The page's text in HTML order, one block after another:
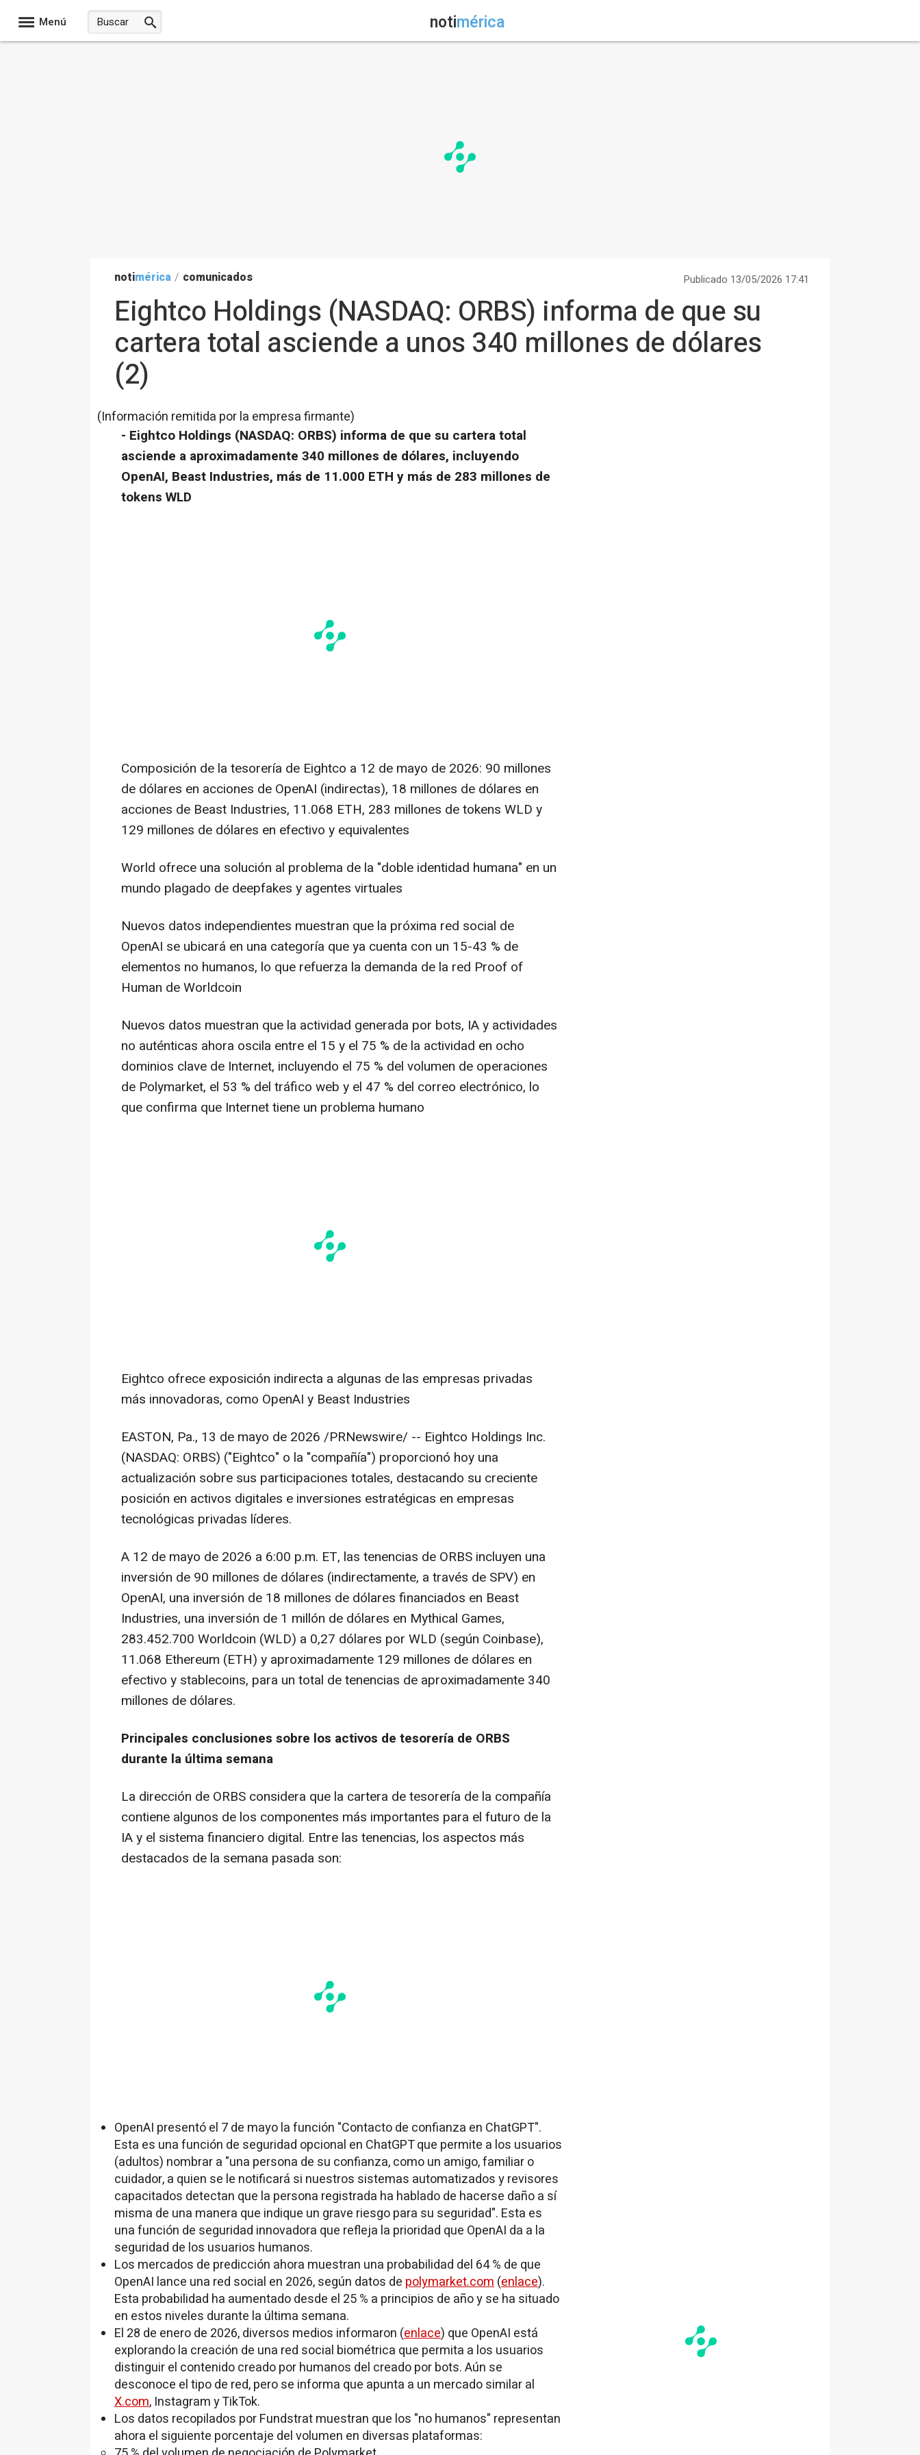
Menú notimérica
notimérica / comunicados Publicado 13/05/2026 17:41
Eightco Holdings (NASDAQ: ORBS) informa de que su
cartera total asciende a unos 340 millones de dólares
(2)
(Información remitida por la empresa firmante)
- Eightco Holdings (NASDAQ: ORBS) informa de que su cartera total
asciende a aproximadamente 340 millones de dólares, incluyendo
OpenAI, Beast Industries, más de 11.000 ETH y más de 283 millones de
tokens WLD
Composición de la tesorería de Eightco a 12 de mayo de 2026: 90 millones
de dólares en acciones de OpenAI (indirectas), 18 millones de dólares en
acciones de Beast Industries, 11.068 ETH, 283 millones de tokens WLD y
129 millones de dólares en efectivo y equivalentes
World ofrece una solución al problema de la "doble identidad humana" en un
mundo plagado de deepfakes y agentes virtuales
Nuevos datos independientes muestran que la próxima red social de
OpenAI se ubicará en una categoría que ya cuenta con un 15-43 % de
elementos no humanos, lo que refuerza la demanda de la red Proof of
Human de Worldcoin
Nuevos datos muestran que la actividad generada por bots, IA y actividades
no auténticas ahora oscila entre el 15 y el 75 % de la actividad en ocho
dominios clave de Internet, incluyendo el 75 % del volumen de operaciones
de Polymarket, el 53 % del tráfico web y el 47 % del correo electrónico, lo
que confirma que Internet tiene un problema humano
Eightco ofrece exposición indirecta a algunas de las empresas privadas
más innovadoras, como OpenAI y Beast Industries
EASTON, Pa., 13 de mayo de 2026 /PRNewswire/ -- Eightco Holdings Inc.
(NASDAQ: ORBS) ("Eightco" o la "compañía") proporcionó hoy una
actualización sobre sus participaciones totales, destacando su creciente
posición en activos digitales e inversiones estratégicas en empresas
tecnológicas privadas líderes.
A 12 de mayo de 2026 a 6:00 p.m. ET, las tenencias de ORBS incluyen una
inversión de 90 millones de dólares (indirectamente, a través de SPV) en
OpenAI, una inversión de 18 millones de dólares financiados en Beast
Industries, una inversión de 1 millón de dólares en Mythical Games,
283.452.700 Worldcoin (WLD) a 0,27 dólares por WLD (según Coinbase),
11.068 Ethereum (ETH) y aproximadamente 129 millones de dólares en
efectivo y stablecoins, para un total de tenencias de aproximadamente 340
millones de dólares.
Principales conclusiones sobre los activos de tesorería de ORBS
durante la última semana
La dirección de ORBS considera que la cartera de tesorería de la compañía
contiene algunos de los componentes más importantes para el futuro de la
IA y el sistema financiero digital. Entre las tenencias, los aspectos más
destacados de la semana pasada son:
OpenAI presentó el 7 de mayo la función "Contacto de confianza en ChatGPT".
Esta es una función de seguridad opcional en ChatGPT que permite a los usuarios
(adultos) nombrar a "una persona de su confianza, como un amigo, familiar o
cuidador, a quien se le notificará si nuestros sistemas automatizados y revisores
capacitados detectan que la persona registrada ha hablado de hacerse daño a sí
misma de una manera que indique un grave riesgo para su seguridad". Esta es
una función de seguridad innovadora que refleja la prioridad que OpenAI da a la
seguridad de los usuarios humanos.
Los mercados de predicción ahora muestran una probabilidad del 64 % de que
OpenAI lance una red social en 2026, según datos de polymarket.com(enlace).
Esta probabilidad ha aumentado desde el 25 % a principios de año y se ha situado
en estos niveles durante la última semana.
El 28 de enero de 2026, diversos medios informaron (enlace) que OpenAI está
explorando la creación de una red social biométrica que permita a los usuarios
distinguir el contenido creado por humanos del creado por bots. Aún se
desconoce el tipo de red, pero se informa que apunta a un mercado similar al
X.com, Instagram y TikTok.
Los datos recopilados por Fundstrat muestran que los "no humanos" representan
ahora el siguiente porcentaje del volumen en diversas plataformas: